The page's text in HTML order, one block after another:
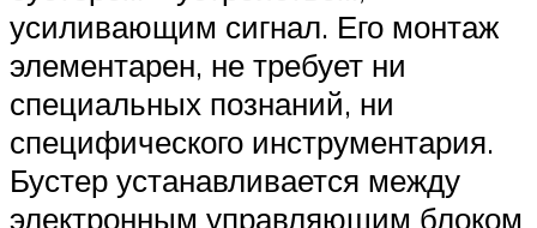
усиливающим сигнал. Его монтаж
элементарен, не требует ни
специальных познаний, ни
специфического инструментария.
Бустер устанавливается между
электронным управляющим блоком